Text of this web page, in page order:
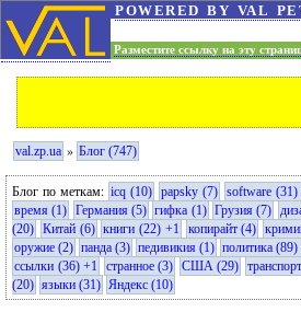
powered by val
Разместите ссылку на эту
val.zp.ua » Блог (747)
Блог по меткам: icq (10) papsky (7) software
время (1) Германия (5) гифка (1) Грузия (7)
(20) Китай (6) книги (22) +1 копирайт (4)
оружие (2) панда (3) педивикия (1) политика (89)
ссылки (36) +1
странное (3) США (29)
(20) языки (31) Яндекс (10)